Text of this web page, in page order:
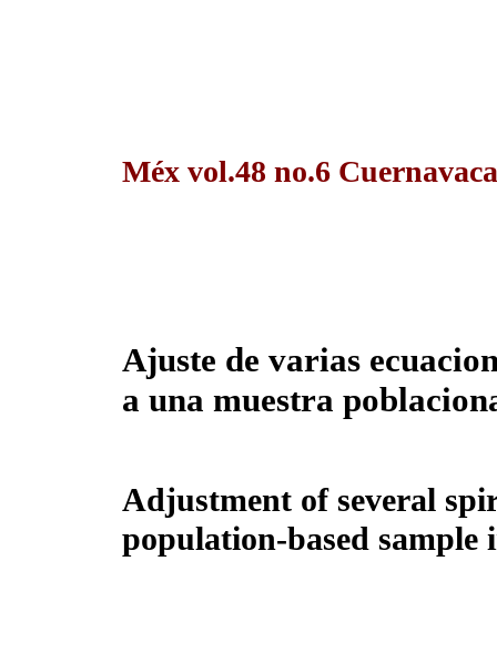
Méx vol.48 no.6
Ajuste de varias
a una muestra
Adjustment of several
population-based sample